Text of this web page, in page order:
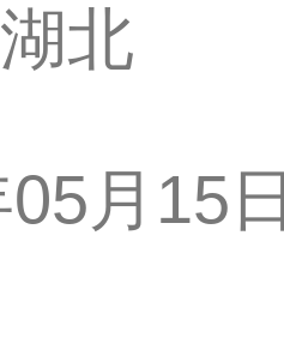
北
月15